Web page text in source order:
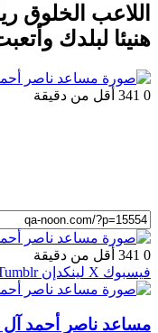
هنيئا لبلدك
0
أقل من دقيقة
0
أقل من دقيقة
فيسبوك ‫X لينكدإن
مساعد ناصر أحمد آل